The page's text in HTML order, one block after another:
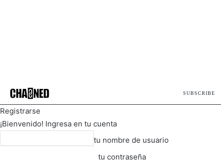
SUBSCRIBE
Registrarse
¡Bienvenido! Ingresa en tu cuenta
tu nombre de usuario
tu contraseña